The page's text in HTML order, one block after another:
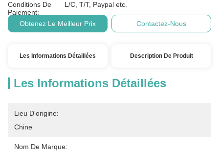
Conditions De
Paiement:
L/C, T/T, Paypal etc.
Obtenez Le Meilleur Prix Contactez-Nous
Les Informations Détaillées Description De Produit
Les Informations Détaillées
Lieu D'origine:
Chine
Nom De Marque: